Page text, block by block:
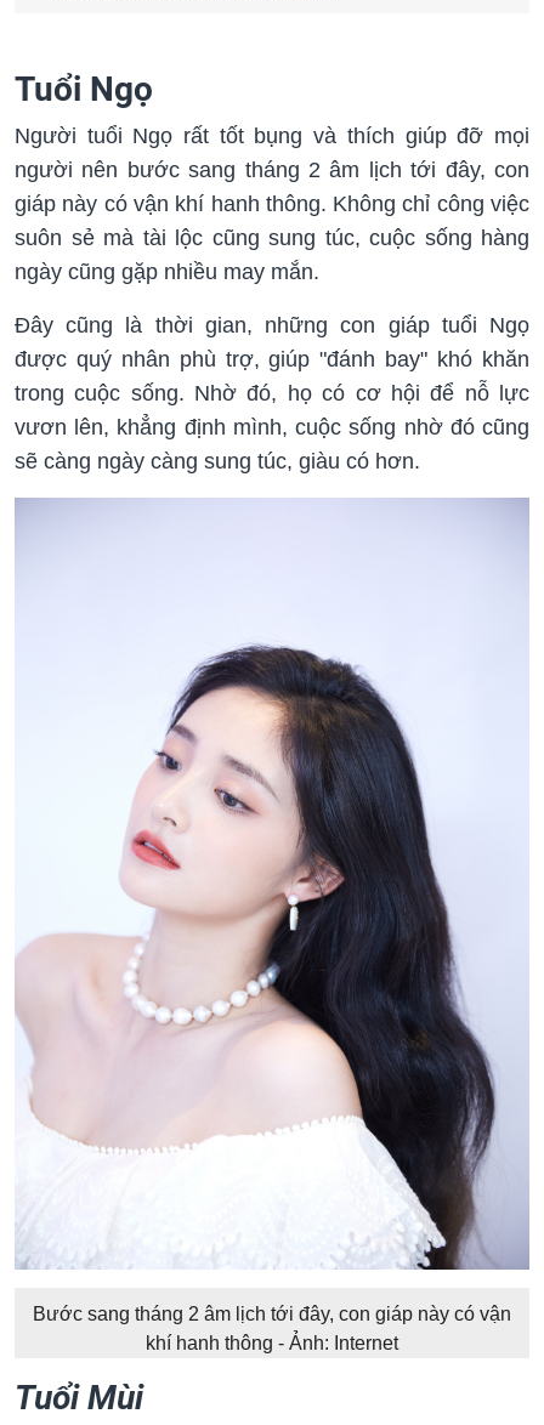
Tuổi Ngọ
Người tuổi Ngọ rất tốt bụng và thích giúp đỡ mọi
người nên bước sang tháng 2 âm lịch tới đây, con
giáp này có vận khí hanh thông. Không chỉ công việc
suôn sẻ mà tài lộc cũng sung túc, cuộc sống hàng
ngày cũng gặp nhiều may mắn.
Đây cũng là thời gian, những con giáp tuổi Ngọ
được quý nhân phù trợ, giúp "đánh bay" khó khăn
trong cuộc sống. Nhờ đó, họ có cơ hội để nỗ lực
vươn lên, khẳng định mình, cuộc sống nhờ đó cũng
sẽ càng ngày càng sung túc, giàu có hơn.
Bước sang tháng 2 âm lịch tới đây, con giáp này có vận
khí hanh thông - Ảnh: Internet
Tuổi Mùi